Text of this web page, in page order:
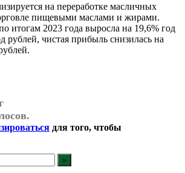
на переработке масличных
пищевыми маслами и жирами.
итогам 2023 года выросла на 19,6% год
рублей, чистая прибыль снизилась на
для того, чтобы